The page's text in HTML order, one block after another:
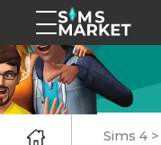
Sims 4 >